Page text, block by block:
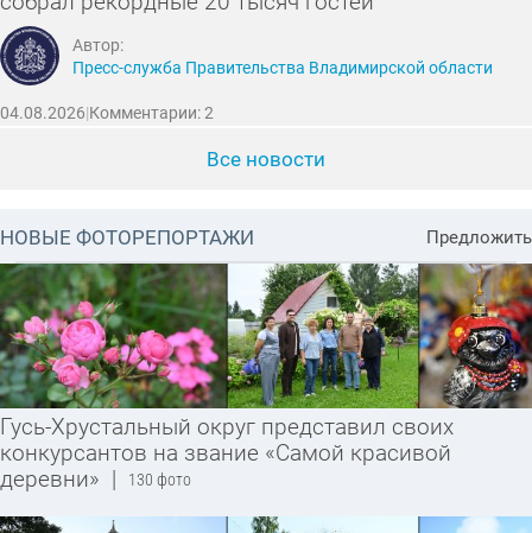
Автор:
Пресс-служба Правительства Владимирской области
04.08.2026|Комментарии: 2
Все новости
НОВЫЕ ФОТОРЕПОРТАЖИ Предложить
Гусь-Хрустальный округ представил своих
конкурсантов на звание «Самой красивой
деревни» | 130 фото